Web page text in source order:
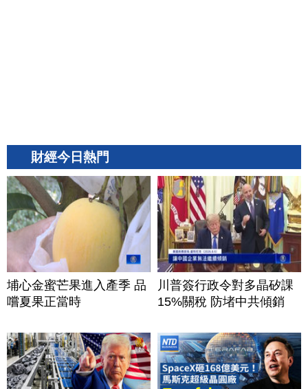
財經今日熱門
埔心金蜜芒果進入產季 品
嚐夏果正當時
川普簽行政令對多晶矽課
15%關稅 防堵中共傾銷